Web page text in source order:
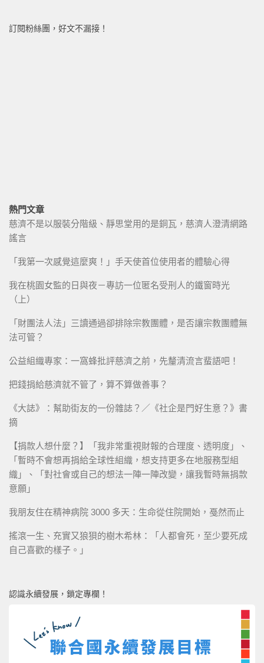
訂閱粉絲團，好文不漏接！
熱門文章
慈濟不是以服裝分階級、靜思堂用的是銅瓦，慈濟人澄清網路
謠言
「我第一次感覺這麼爽！」手天使首位使用者的體驗心得
我在桃園女監的日與夜－專訪一位匿名受刑人的鐵窗時光
（上）
「財團法人法」三讀通過卻排除宗教團體，是否讓宗教團體無
法可管？
公益組織專家：一窩蜂批評慈濟之前，先釐清流言蜚語吧！
把錢捐給慈濟就不管了，算不算做善事？
《大誌》：幫助街友的一份雜誌？／《社企是門好生意？》書
摘
【捐款人想什麼？】「我非常重視財報的合理度、透明度」、
「暫時不會想再捐給全球性組織，想支持更多在地服務型組
織」、「對社會或自己的想法一陣一陣改變，讓我暫時無捐款
意願」
我朋友住在精神病院 3000 多天：生命從住院開始，戞然而止
搖滾一生、充實又狼狽的樹木希林：「人都會死，至少要死成
自己喜歡的樣子。」
認識永續發展，鎖定專欄！